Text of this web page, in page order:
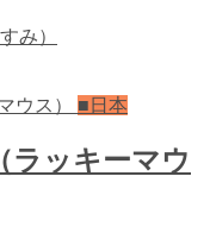
み）
■日本
ッキーマウ